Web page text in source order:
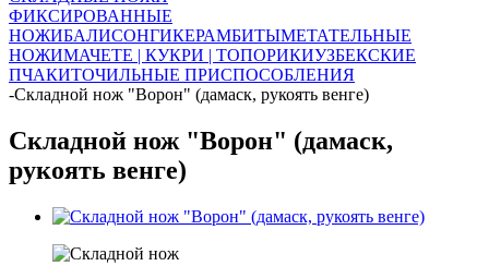
ФИКСИРОВАННЫЕ
НОЖИБАЛИСОНГИКЕРАМБИТЫМЕТАТЕЛЬНЫЕ
НОЖИМАЧЕТЕ | КУКРИ | ТОПОРИКИУЗБЕКСКИЕ
ПЧАКИТОЧИЛЬНЫЕ ПРИСПОСОБЛЕНИЯ
-Складной нож "Ворон" (дамаск, рукоять венге)
Складной нож "Ворон" (дамаск,
рукоять венге)